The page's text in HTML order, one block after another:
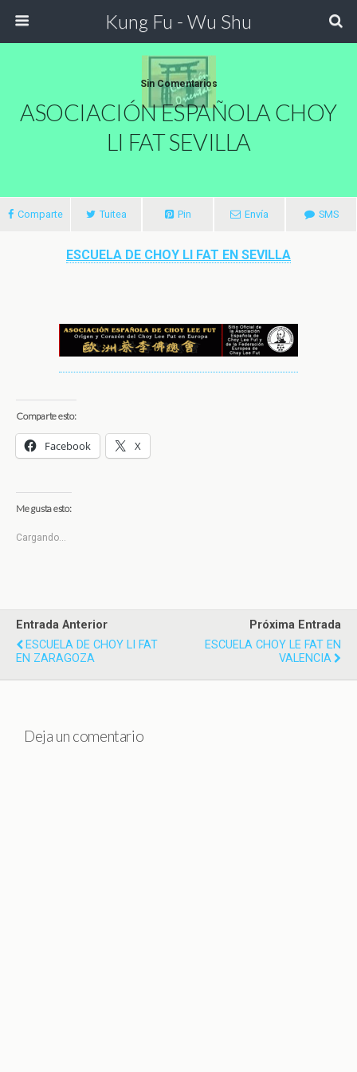
Kung Fu - Wu Shu
Sin Comentarios
ASOCIACIÓN ESPAÑOLA CHOY
LI FAT SEVILLA
Comparte Tuitea Pin Envía SMS
ESCUELA DE CHOY LI FAT EN SEVILLA
Comparte esto:
Facebook X
Me gusta esto:
Cargando...
Entrada Anterior
ESCUELA DE CHOY LI FAT
EN ZARAGOZA
Próxima Entrada
ESCUELA CHOY LE FAT EN
VALENCIA
Deja un comentario